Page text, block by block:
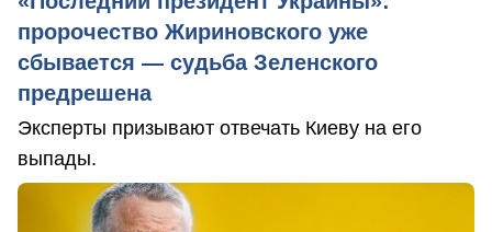
пророчество Жириновского уже
сбывается — судьба Зеленского
предрешена
Эксперты призывают отвечать Киеву на его
выпады.